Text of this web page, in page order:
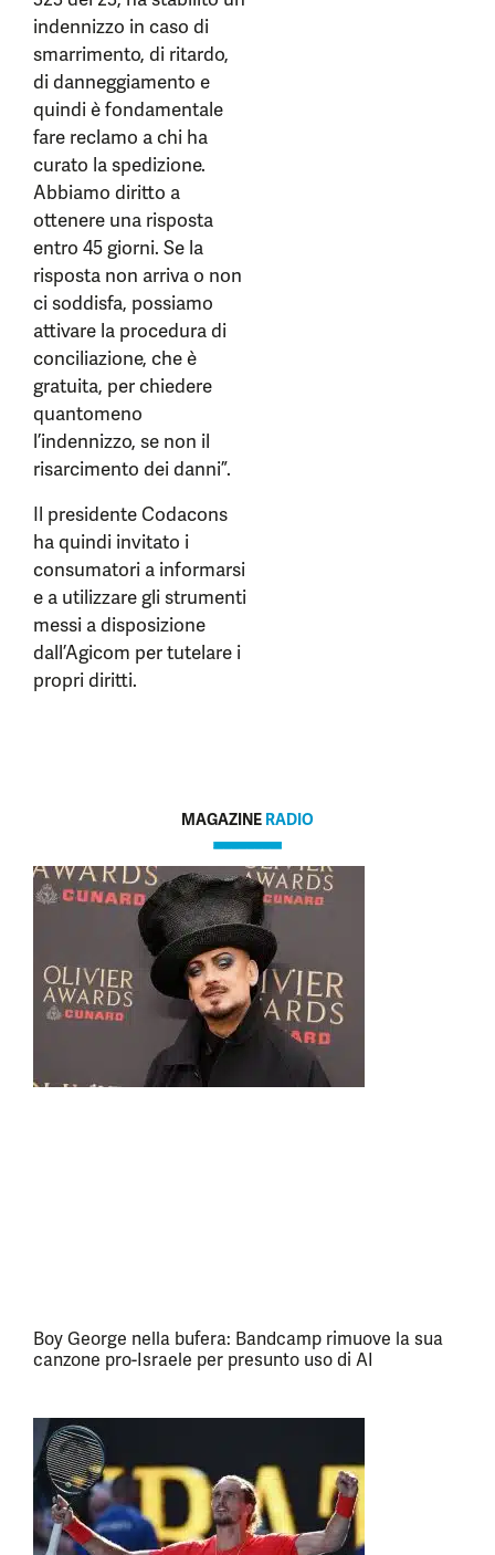
indennizzo in caso di
smarrimento, di ritardo,
di danneggiamento e
quindi è fondamentale
fare reclamo a chi ha
curato la spedizione.
Abbiamo diritto a
ottenere una risposta
entro 45 giorni. Se la
risposta non arriva o non
ci soddisfa, possiamo
attivare la procedura di
conciliazione, che è
gratuita, per chiedere
quantomeno
l’indennizzo, se non il
risarcimento dei danni”.
Il presidente Codacons
ha quindi invitato i
consumatori a informarsi
e a utilizzare gli strumenti
messi a disposizione
dall’Agicom per tutelare i
propri diritti.
MAGAZINE RADIO
Boy George nella bufera: Bandcamp rimuove la sua
canzone pro-Israele per presunto uso di AI